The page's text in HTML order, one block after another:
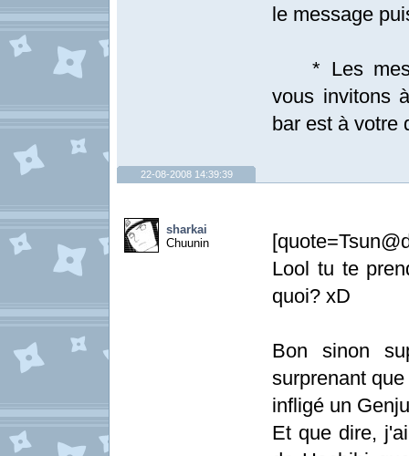
le message
* Les
vous invitons
bar est à votre
22-08-2008 14:39:39
sharkai
Chuunin
Lool tu te
quoi? xD
Bon sinon
surprenant
infligé un
Et que dire,